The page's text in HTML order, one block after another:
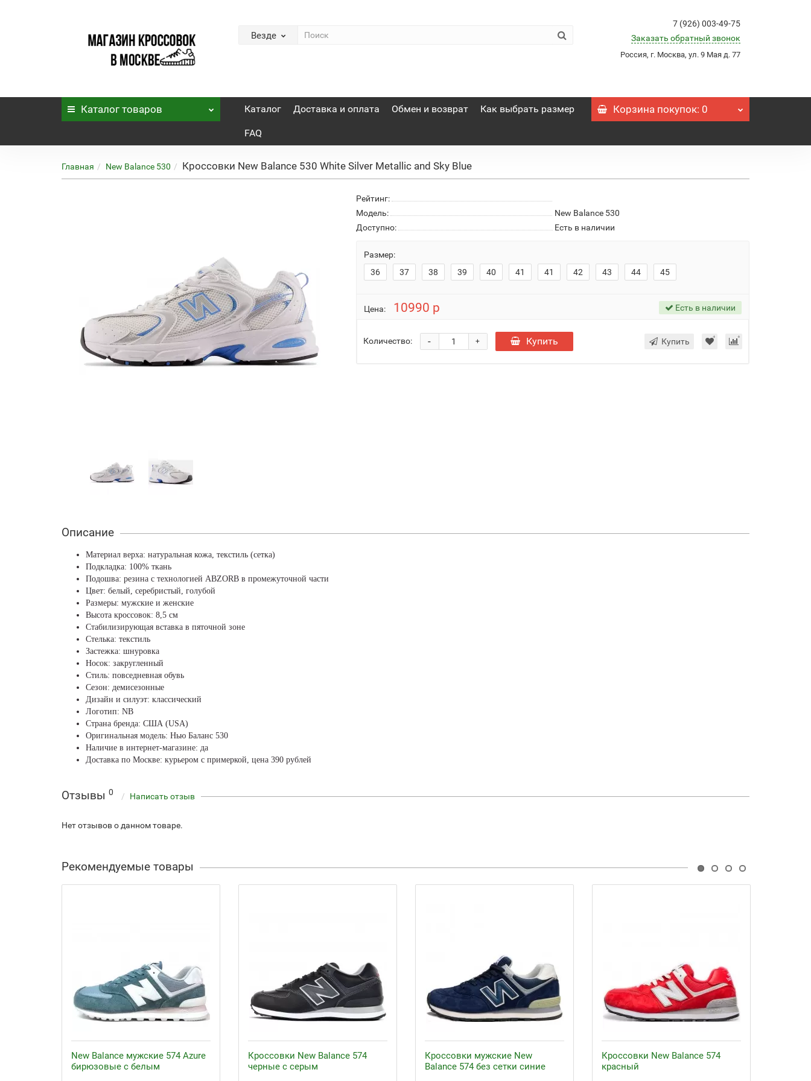
Везде
7 (926) 003-49-75
Заказать обратный звонок
Россия, г. Москва, ул. 9 Мая д. 77
Каталог товаров Каталог Доставка и оплата Обмен и возврат Как выбрать размер
FAQ
Корзинапокупок: 0
Главная New Balance 530 Кроссовки New Balance 530 White Silver Metallic and Sky Blue
Рейтинг:
Модель:
New Balance 530
Доступно:
Есть в наличии
Размер:
36
37 38 39 40 41 41 42 43 44 45
Цена: 10990 р Есть в наличии
Количество: +
- Купить Купить
Описание
Материал верха: натуральная кожа, текстиль (сетка)
Подкладка: 100% ткань
Подошва: резина с технологией ABZORB в промежуточной части
Цвет: белый, серебристый, голубой
Размеры: мужские и женские
Высота кроссовок: 8,5 см
Стабилизирующая вставка в пяточной зоне
Стелька: текстиль
Застежка: шнуровка
Носок: закругленный
Стиль: повседневная обувь
Сезон: демисезонные
Дизайн и силуэт: классический
Логотип: NB
Страна бренда: США (USA)
Оригинальная модель: Нью Баланс 530
Наличие в интернет-магазине: да
Доставка по Москве: курьером с примеркой, цена 390 рублей
Отзывы 0 Написать отзыв
Нет отзывов о данном товаре.
Рекомендуемые товары
New Balance мужские 574 Azure
бирюзовые с белым
Кроссовки New Balance 574
черные с серым
Кроссовки мужские New
Balance 574 без сетки синие
Кроссовки New Balance 574
красный